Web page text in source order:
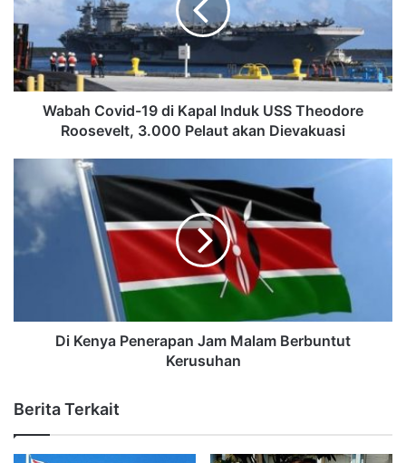
Wabah Covid-19 di Kapal Induk USS Theodore
Roosevelt, 3.000 Pelaut akan Dievakuasi
Di Kenya Penerapan Jam Malam Berbuntut
Kerusuhan
Berita Terkait